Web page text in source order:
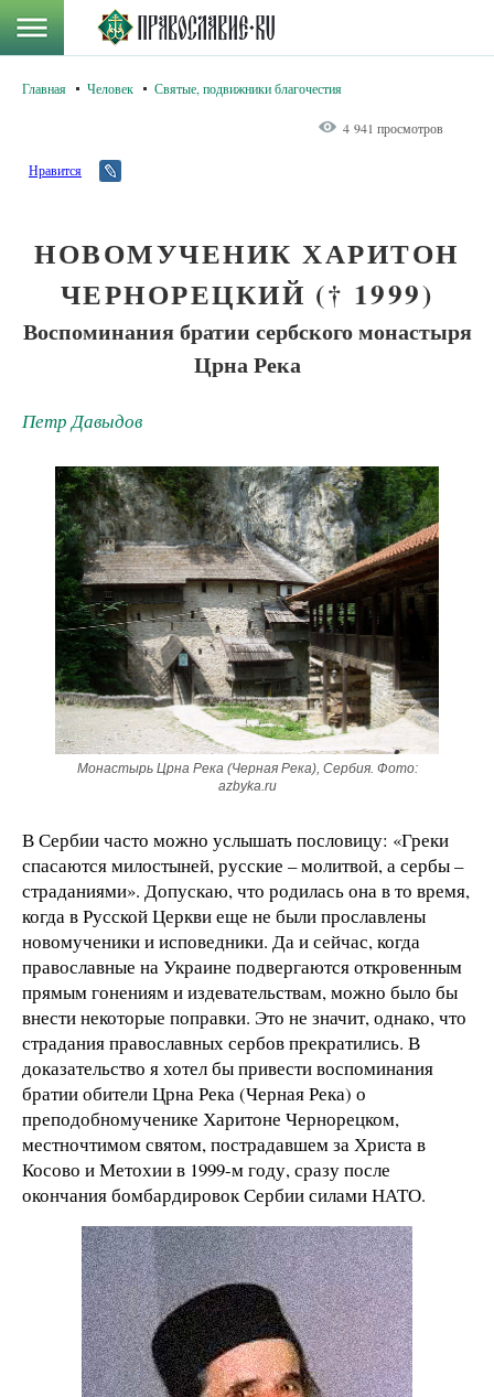
Главная Человек Святые, подвижники благочестия
4 941 просмотров
Нравится
НОВОМУЧЕНИК ХАРИТОН
ЧЕРНОРЕЦКИЙ († 1999)
Воспоминания братии сербского монастыря
Црна Река
Петр Давыдов
Монастырь Црна Река (Черная Река), Сербия. Фото:
azbyka.ru
В Сербии часто можно услышать пословицу: «Греки
спасаются милостыней, русские – молитвой, а сербы –
страданиями». Допускаю, что родилась она в то время,
когда в Русской Церкви еще не были прославлены
новомученики и исповедники. Да и сейчас, когда
православные на Украине подвергаются откровенным
прямым гонениям и издевательствам, можно было бы
внести некоторые поправки. Это не значит, однако, что
страдания православных сербов прекратились. В
доказательство я хотел бы привести воспоминания
братии обители Црна Река (Черная Река) о
преподобномученике Харитоне Чернорецком,
местночтимом святом, пострадавшем за Христа в
Косово и Метохии в 1999-м году, сразу после
окончания бомбардировок Сербии силами НАТО.